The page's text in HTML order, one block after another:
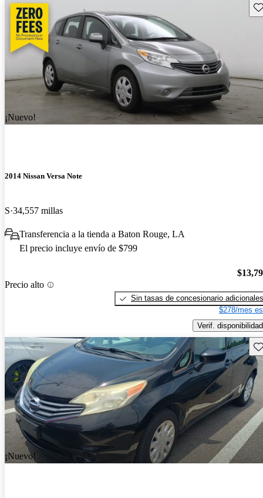
¡Nuevo!
2014 Nissan Versa Note
S 34,557 millas
Transferencia a la tienda a Baton Rouge, LA
El precio incluye envío de $799
Precio alto
Sin tasas de concesionario adicionales
$278/mes
Verif. disponibilidad
¡Nuevo!